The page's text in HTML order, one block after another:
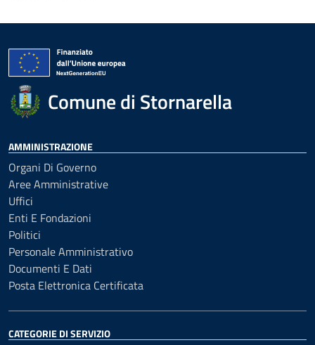
Comune di Stornarella
AMMINISTRAZIONE
Organi Di Governo
Aree Amministrative
Uffici
Enti E Fondazioni
Politici
Personale Amministrativo
Documenti E Dati
Posta Elettronica Certificata
CATEGORIE DI SERVIZIO